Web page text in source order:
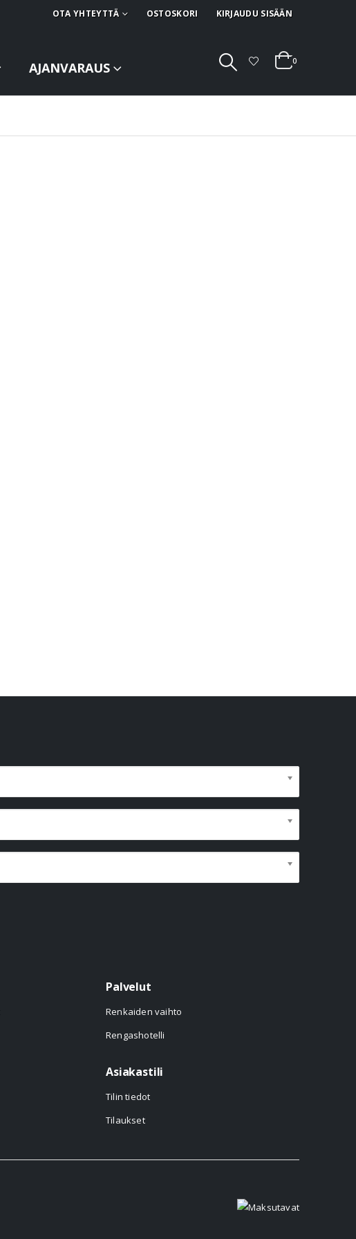
OTA YHTEYTTÄ OSTOSKORI KIRJAUDU SISÄÄN
AJANVARAUS 0
Palvelut
Renkaiden vaihto
Rengashotelli
Asiakastili
Tilin tiedot
Tilaukset